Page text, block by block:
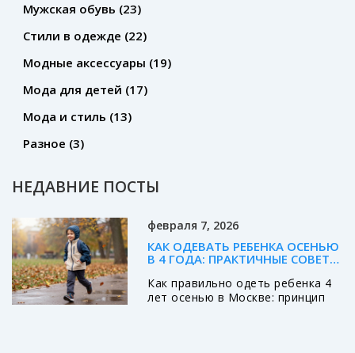
Мужская обувь (23)
Стили в одежде (22)
Модные аксессуары (19)
Мода для детей (17)
Мода и стиль (13)
Разное (3)
НЕДАВНИЕ ПОСТЫ
февраля 7, 2026
КАК ОДЕВАТЬ РЕБЕНКА ОСЕНЬЮ
В 4 ГОДА: ПРАКТИЧНЫЕ СОВЕТЫ
Как правильно одеть ребенка 4
лет осенью в Москве: принцип